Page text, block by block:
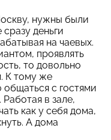
нужны были
деньги
на чаевых.
проявлять
то довольно
К тому же
общаться с гостями
в зале,
как у себя дома,
А дома